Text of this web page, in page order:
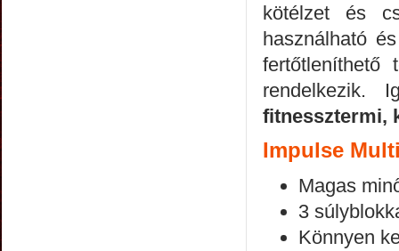
kötélzet és
használható
fertőtleníthető
rendelkezik.
fitnessztermi,
Impulse
Magas
3
Könnyen